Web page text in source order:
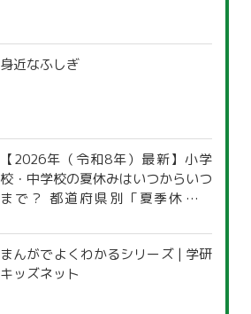
身近なふしぎ
【2026年（令和8年）最新】小学
校・中学校の夏休みはいつからいつ
まで？ 都道府県別「夏季休暇一
まんがでよくわかるシリーズ | 学研
キッズネット